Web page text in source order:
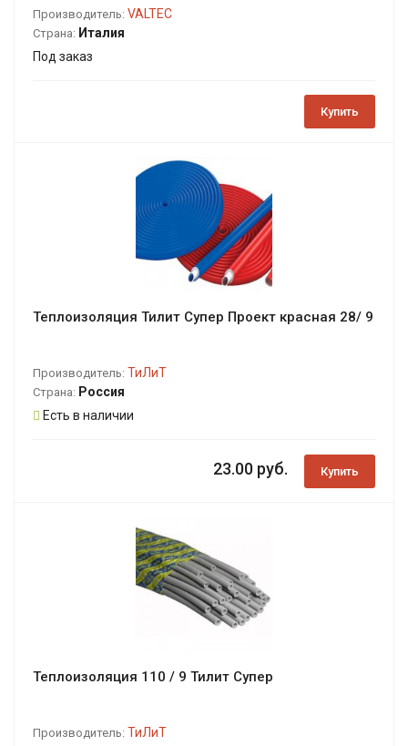
Производитель: VALTEC
Страна: Италия
Под заказ
Купить
Теплоизоляция Тилит Супер Проект красная 28/ 9
Производитель: ТиЛиТ
Страна: Россия
Есть в наличии
23.00 руб. Купить
Теплоизоляция 110 / 9 Тилит Супер
Производитель: ТиЛиТ